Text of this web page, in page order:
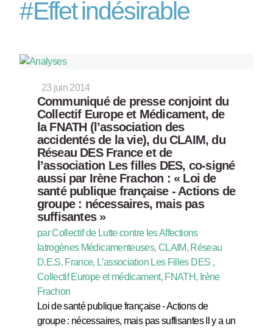
#Effet indésirable
23 juin 2014
Communiqué de presse conjoint du
Collectif Europe et Médicament, de
la FNATH (l’association des
accidentés de la vie), du CLAIM, du
Réseau DES France et de
l’association Les filles DES, co-signé
aussi par Irène Frachon : « Loi de
santé publique française - Actions de
groupe : nécessaires, mais pas
suffisantes »
par Collectif de Lutte contre les Affections
Iatrogènes Médicamenteuses, CLAIM, Réseau
D.E.S. France, L’association Les Filles DES ,
Collectif Europe et médicament, FNATH, Irène
Frachon
Loi de santé publique française - Actions de
groupe : nécessaires, mais pas suffisantes Il y a un